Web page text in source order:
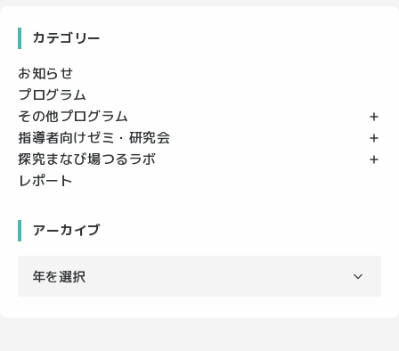
カテゴリー
お知らせ
プログラム
その他プログラム
指導者向けゼミ・研究会
探究まなび場つるラボ
レポート
アーカイブ